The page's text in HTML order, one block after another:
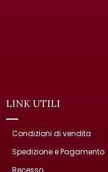
LINK UTILI
Condizioni di vendita
Spedizione e Pagamento
Recesso